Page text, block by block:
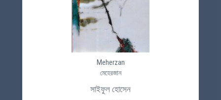
Meherzan
মেহেরজান
সাইফুল হোসেন